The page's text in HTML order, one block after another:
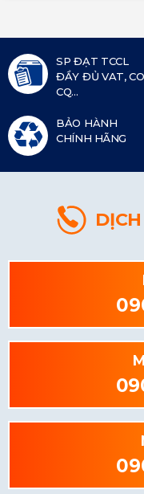
SP ĐẠT TCCL
ĐẦY ĐỦ VAT,
CQ...
BẢO HÀNH
CHÍNH HÃNG